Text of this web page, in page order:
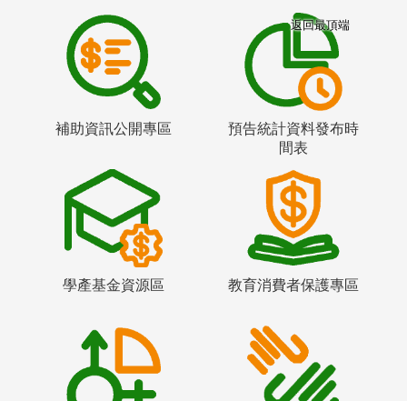
補助資訊公開專區
預告統計資料發布時
間表
學產基金資源區 教育消費者保護專區
返回最頂端